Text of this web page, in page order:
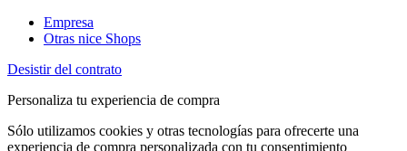
Empresa
Otras nice Shops
Desistir del contrato
Personaliza tu experiencia de compra
Sólo utilizamos cookies y otras tecnologías para ofrecerte una
experiencia de compra personalizada con tu consentimiento